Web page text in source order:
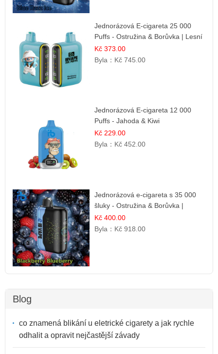
Jednorázová E-cigareta 25 000
Puffs - Ostružina & Borůvka | Lesní
ovocná směs
Kč 373.00
Byla： Kč 745.00
Jednorázová E-cigareta 12 000
Puffs - Jahoda & Kiwi
Kč 229.00
Byla： Kč 452.00
Jednorázová e-cigareta s 35 000
šluky - Ostružina & Borůvka |
Intenzivní lesní směs
Kč 400.00
Byla： Kč 918.00
Blog
co znamená blikání u eletrické cigarety a jak rychle
odhalit a opravit nejčastější závady